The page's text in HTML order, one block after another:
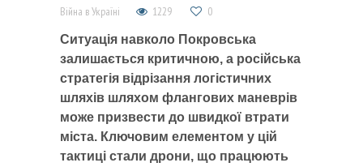
Війна в Україні 1229 0
Ситуація навколо Покровська
залишається критичною, а російська
стратегія відрізання логістичних
шляхів шляхом флангових маневрів
може призвести до швидкої втрати
міста. Ключовим елементом у цій
тактиці стали дрони, що працюють